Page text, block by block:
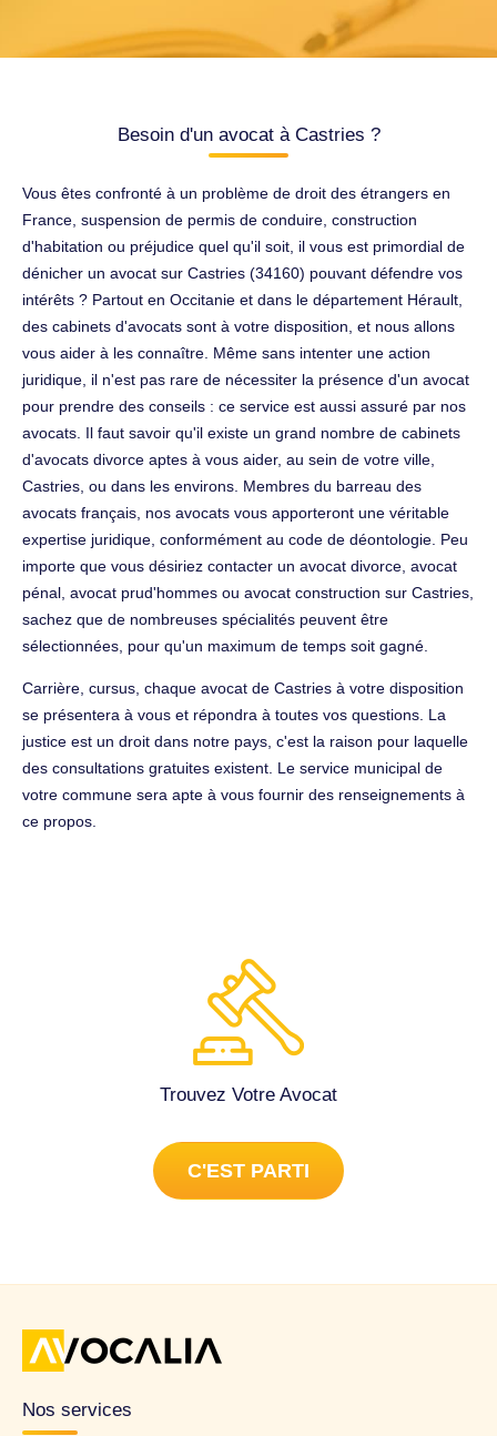
Besoin d'un avocat à Castries ?
Vous êtes confronté à un problème de droit des étrangers en
France, suspension de permis de conduire, construction
d'habitation ou préjudice quel qu'il soit, il vous est primordial de
dénicher un avocat sur Castries (34160) pouvant défendre vos
intérêts ? Partout en Occitanie et dans le département Hérault,
des cabinets d'avocats sont à votre disposition, et nous allons
vous aider à les connaître. Même sans intenter une action
juridique, il n'est pas rare de nécessiter la présence d'un avocat
pour prendre des conseils : ce service est aussi assuré par nos
avocats. Il faut savoir qu'il existe un grand nombre de cabinets
d'avocats divorce aptes à vous aider, au sein de votre ville,
Castries, ou dans les environs. Membres du barreau des
avocats français, nos avocats vous apporteront une véritable
expertise juridique, conformément au code de déontologie. Peu
importe que vous désiriez contacter un avocat divorce, avocat
pénal, avocat prud'hommes ou avocat construction sur Castries,
sachez que de nombreuses spécialités peuvent être
sélectionnées, pour qu'un maximum de temps soit gagné.
Carrière, cursus, chaque avocat de Castries à votre disposition
se présentera à vous et répondra à toutes vos questions. La
justice est un droit dans notre pays, c'est la raison pour laquelle
des consultations gratuites existent. Le service municipal de
votre commune sera apte à vous fournir des renseignements à
ce propos.
Trouvez Votre Avocat
C'EST PARTI
Nos services